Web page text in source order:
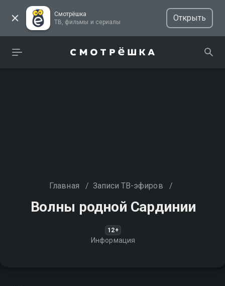
Смотрёшка
ТВ, фильмы и сериалы
Открыть
Главная / Записи ТВ-эфиров /
Волны родной Сардинии
12+
Информация